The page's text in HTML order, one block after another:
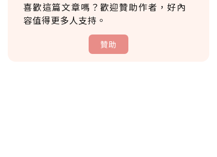
喜歡這篇文章嗎？歡迎贊助作者，好內
容值得更多人支持。
贊助